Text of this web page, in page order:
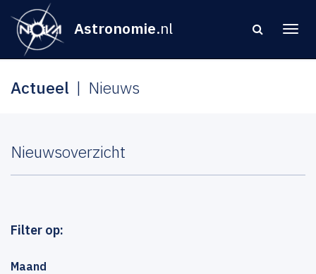
Astronomie.nl
Actueel Nieuws
Nieuwsoverzicht
Filter op:
Maand